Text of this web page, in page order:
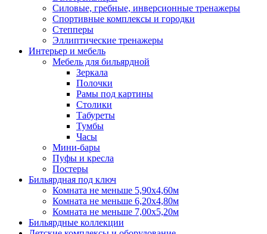
Силовые, гребные, инверсионные тренажеры
Спортивные комплексы и городки
Степперы
Эллиптические тренажеры
Интерьер и мебель
Мебель для бильярдной
Зеркала
Полочки
Рамы под картины
Столики
Табуреты
Тумбы
Часы
Мини-бары
Пуфы и кресла
Постеры
Бильярдная под ключ
Комната не меньше 5,90х4,60м
Комната не меньше 6,20х4,80м
Комната не меньше 7,00х5,20м
Бильярдные коллекции